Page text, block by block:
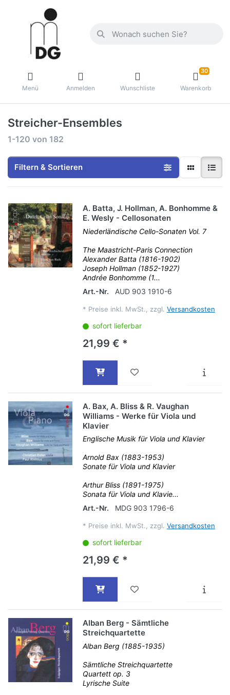
Menü Anmelden Wunschliste
30
Warenkorb
Streicher-Ensembles
1-120 von 182
Filtern & Sortieren
A. Batta, J. Hollman, A. Bonhomme &
E. Wesly - Cellosonaten
Niederländische Cello-Sonaten Vol. 7
The Maastricht-Paris Connection
Alexander Batta (1816-1902)
Joseph Hollman (1852-1927)
Andrée Bonhomme (1...
Art.-Nr.
AUD 903 1910-6
* Preise inkl. MwSt., zzgl. Versandkosten
sofort lieferbar
21,99 € *
A. Bax, A. Bliss & R. Vaughan
Williams - Werke für Viola und
Klavier
Englische Musik für Viola und Klavier
Arnold Bax (1883-1953)
Sonate für Viola und Klavier
Arthur Bliss (1891-1975)
Sonata für Viola und Klavie...
Art.-Nr.
MDG 903 1796-6
* Preise inkl. MwSt., zzgl. Versandkosten
sofort lieferbar
21,99 € *
Alban Berg - Sämtliche
Streichquartette
Alban Berg (1885-1935)
Sämtliche Streichquartette
Quartett op. 3
Lyrische Suite